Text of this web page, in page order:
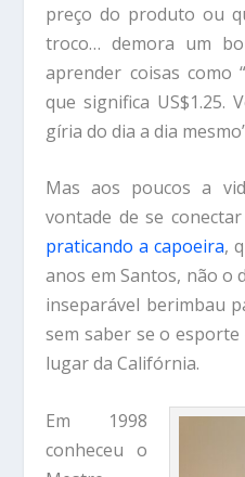
preço do produto ou
troco… demora um
aprender coisas como
que significa US$1.25.
gíria do dia a dia
Mas aos poucos a
vontade de se
praticando a capoeira,
anos em Santos, não o
inseparável berimbau
sem saber se o
lugar da Califórnia.
Em 1998
conheceu o